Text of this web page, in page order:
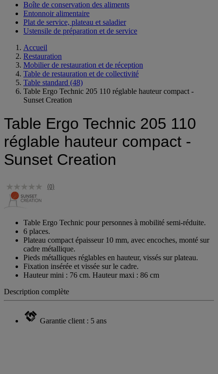
Boîte de conservation des aliments
Entonnoir alimentaire
Plat de service, plateau et saladier
Accueil
Restauration
Mobilier de restauration et de réception
Table de restauration et de collectivité
Table standard (48)
Table Ergo Technic 205 110 réglable hauteur compact -
Table Ergo Technic 205 110
réglable hauteur compact -
Sunset Creation
Table Ergo Technic pour personnes à mobilité semi-réduite.
6 places.
Plateau compact épaisseur 10 mm, avec encoches, monté sur
cadre métallique.
Pieds métalliques réglables en hauteur, vissés sur plateau.
Fixation insérée et vissée sur le cadre.
Description complète